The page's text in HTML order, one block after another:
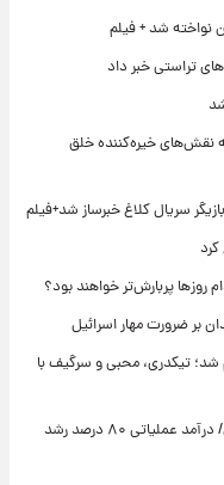
نواخته شد + فیلم
تراستی خبر داد
نقش‌های خیره‌کننده خلق
سریال کلاغ خبرساز شد+فیلم
روزها پربارش‌تر خواهند بود؟
بر ضرورت مهار اسرائیل
شد؛ تیکدری، محبی و سرگیف با
تغییر مثبت در عملکرد مالی بانک صادرات ایران/ درآمد عملیاتی ۸۰ درصد رشد